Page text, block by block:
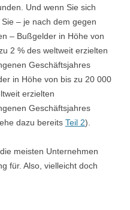
Und wenn Sie sich
– je nach dem gegen
– Bußgelder in Höhe von
2 % des weltweit erzielten
Geschäftsjahres
in Höhe von bis zu 20 000
erzielten
Geschäftsjahres
dazu bereits Teil 2).
meisten Unternehmen
für. Also, vielleicht doch